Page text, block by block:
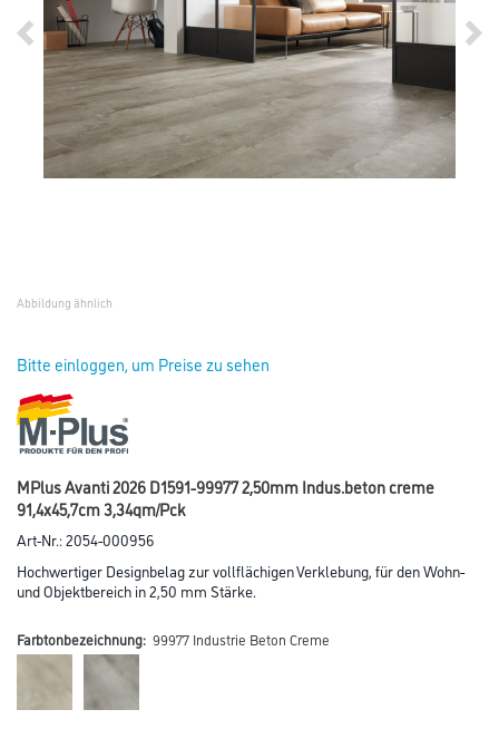
Abbildung ähnlich
Bitte einloggen, um Preise zu sehen
MPlus Avanti 2026 D1591-99977 2,50mm Indus.beton creme
91,4x45,7cm 3,34qm/Pck
Art-Nr.:2054-000956
Hochwertiger Designbelag zur vollflächigen Verklebung, für den Wohn-
und Objektbereich in 2,50 mm Stärke.
Farbtonbezeichnung: 99977 Industrie Beton Creme